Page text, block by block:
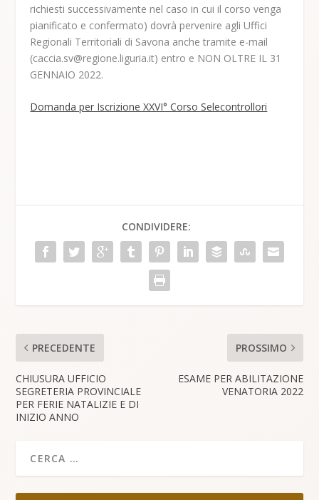
richiesti successivamente nel caso in cui il corso venga
pianificato e confermato) dovrà pervenire agli Uffici
Regionali Territoriali di Savona anche tramite e-mail
(caccia.sv@regione.liguria.it) entro e NON OLTRE IL 31
GENNAIO 2022.
Domanda per Iscrizione XXVI° Corso Selecontrollori
CONDIVIDERE:
PRECEDENTE
CHIUSURA UFFICIO
SEGRETERIA PROVINCIALE
PER FERIE NATALIZIE E DI
INIZIO ANNO
PROSSIMO
ESAME PER ABILITAZIONE
VENATORIA 2022